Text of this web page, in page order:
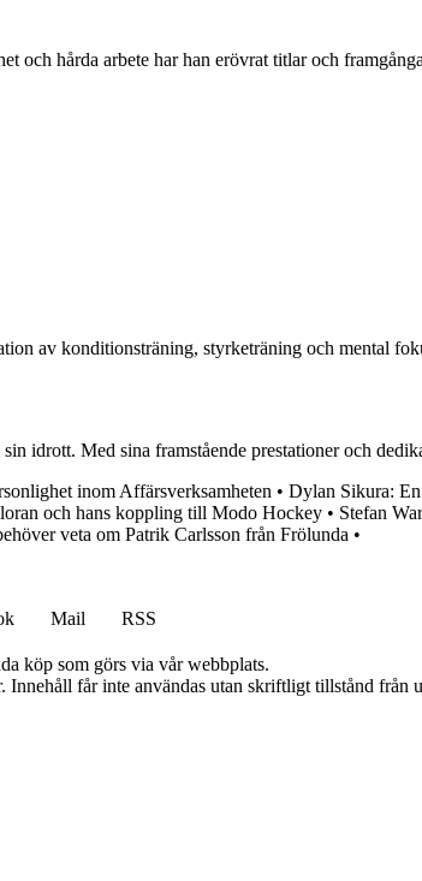
och hårda arbete har han erövrat titlar och
av konditionsträning, styrketräning och mental
idrott. Med sina framstående prestationer och
inom Affärsverksamheten • Dylan Sikura: En
och hans koppling till Modo Hockey • Stefan
veta om Patrik Carlsson från Frölunda •
Mail
RSS
köp som görs via vår webbplats.
får inte användas utan skriftligt tillstånd från